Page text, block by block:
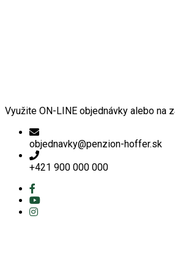
Využite ON-LINE objednávky alebo na
objednavky@penzion-hoffer.sk
+421 900 000 000